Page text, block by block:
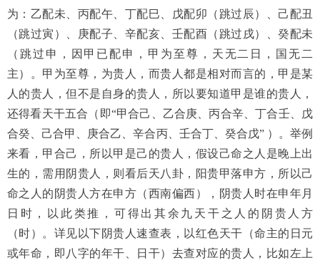
为：乙配未、丙配午、丁配巳、戊配卯（跳过辰）、己配丑
（跳过寅）、庚配子、辛配亥、壬配酉（跳过戌）、癸配未
（跳过申，因甲已配申，甲为至尊，天无二日，国无二
主）。甲为至尊，为贵人，而贵人都是相对而言的，甲是某
人的贵人，但不是自身的贵人，所以要知道甲是谁的贵人，
还得看天干五合（即“甲合己、乙合庚、丙合辛、丁合壬、戊
合癸、己合甲、庚合乙、辛合丙、壬合丁、癸合戊” ）。举例
来看，甲合己，所以甲是己的贵人，假设己命之人是晚上出
生的，需用阴贵人，则看后天八卦，阳贵甲落申方，所以己
命之人的阴贵人方在申方（西南偏西），阴贵人时在申年月
日时，以此类推，可得出其余九天干之人的阴贵人方
（时）。详见以下阴贵人速查表，以红色天干（命主的日元
或年命，即八字的年干、日干）去查对应的贵人，比如左上